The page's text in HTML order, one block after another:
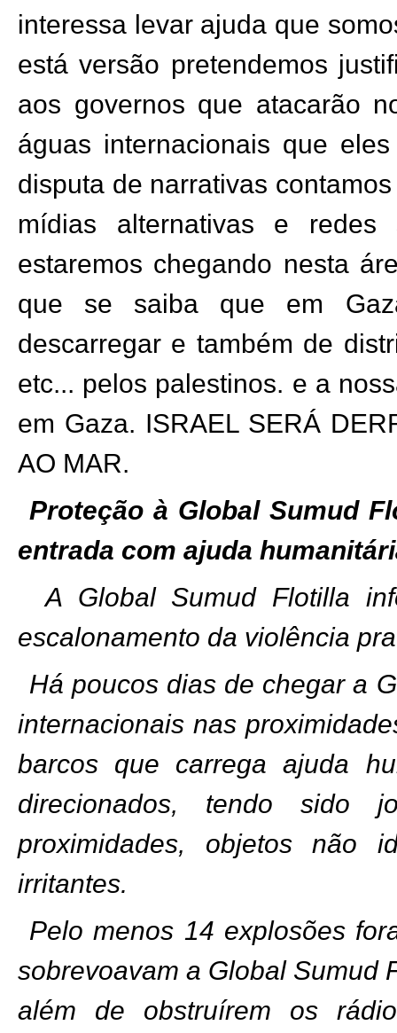
interessa levar ajuda que
está versão pretendemos
aos governos que atacarão
águas internacionais que
disputa de narrativas
mídias alternativas e
estaremos chegando nesta
que se saiba que em
descarregar e também de
etc... pelos palestinos. e a
em Gaza. ISRAEL SERÁ
AO MAR.
Proteção à Global Sumud
entrada com ajuda
A Global Sumud Flotilla
escalonamento da violência
Há poucos dias de chegar a
internacionais nas
barcos que carrega ajuda
direcionados, tendo sido
proximidades, objetos não
irritantes.
Pelo menos 14 explosões
sobrevoavam a Global Sumud
além de obstruírem os